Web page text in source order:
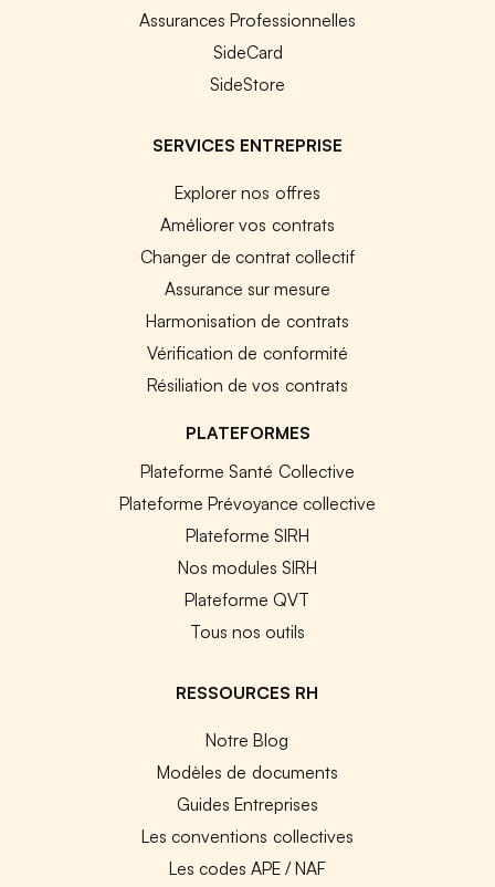
Assurances Professionnelles
SideCard
SideStore
SERVICES ENTREPRISE
Explorer nos offres
Améliorer vos contrats
Changer de contrat collectif
Assurance sur mesure
Harmonisation de contrats
Vérification de conformité
Résiliation de vos contrats
PLATEFORMES
Plateforme Santé Collective
Plateforme Prévoyance collective
Plateforme SIRH
Nos modules SIRH
Plateforme QVT
Tous nos outils
RESSOURCES RH
Notre Blog
Modèles de documents
Guides Entreprises
Les conventions collectives
Les codes APE / NAF